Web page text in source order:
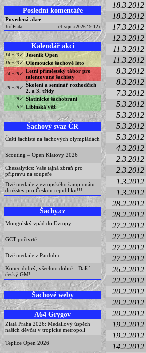
Poslední komentáře
Povedená akce
Jiří Fiala (4. srpna 2026 19:12)
Kalendář akcí
14.−23.8. Jeseník Open
16.−23.8. Olomoucké šachové léto
24.−28.8. Letní příměstský tábor pro
talentované šachisty
28.−29.8. Školení a seminář rozhodčích
2. a 3. třídy
29.8. Slatinické šachobraní
5.9. Libinská věž
Šachový svaz ČR
Čeští šachisté na šachových olympiádách
Scouting – Open Klatovy 2026
Chessalytics: Vaše tajná zbraň pro
přípravu na soupeře
Dvě medaile z evropského šampionátu
družstev pro Českou republiku!!!
Šachy.cz
Mongolský vpád do Evropy
GCT počtvrté
Dvě medaile z Pardubic
Konec dobrý, všechno dobré…Další
český GM!
Šachové weby
A64 Grygov
Zlatá Praha 2026: Medailový úspěch
našich děvčat v tropické metropoli
Teplice Open 2026
18.3.2012
18.3.2012
17.3.2012
12.3.2012
11.3.2012
11.3.2012
8.3.2012
8.3.2012
7.3.2012
5.3.2012
5.3.2012
5.3.2012
5.3.2012
4.3.2012
2.3.2012
2.3.2012
1.3.2012
1.3.2012
28.2.2012
28.2.2012
27.2.2012
27.2.2012
27.2.2012
27.2.2012
26.2.2012
22.2.2012
20.2.2012
20.2.2012
20.2.2012
19.2.2012
19.2.2012
14.2.2012